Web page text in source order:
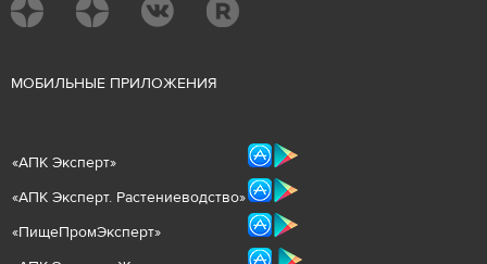
МОБИЛЬНЫЕ ПРИЛОЖЕНИЯ
«АПК Эксперт»
«АПК Эксперт. Растениеводство»
«ПищеПромЭксперт»